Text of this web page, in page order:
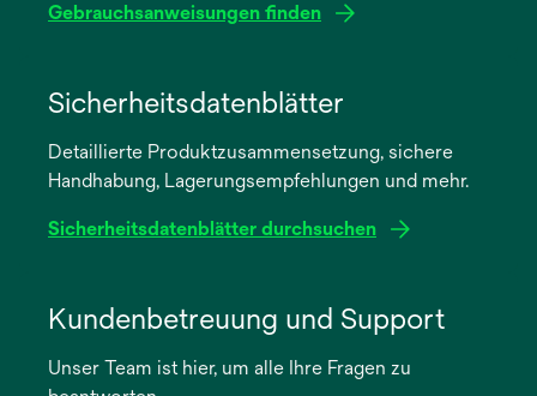
Gebrauchsanweisungen finden
neuen
Registerkarte
Sicherheitsdatenblätter
Detaillierte Produktzusammensetzung, sichere
Handhabung, Lagerungsempfehlungen und mehr.
Sicherheitsdatenblätter durchsuchen
neuen
Kundenbetreuung und Support
Unser Team ist hier, um alle Ihre Fragen zu